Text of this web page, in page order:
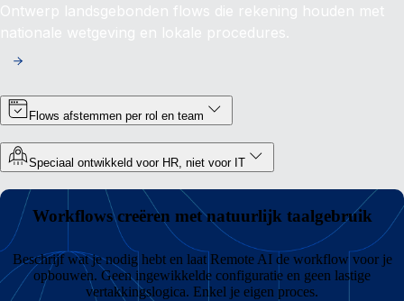
Ontwerp landsgebonden flows die rekening houden met
nationale wetgeving en lokale procedures.
Flows afstemmen per rol en team
Speciaal ontwikkeld voor HR, niet voor IT
Workflows creëren met natuurlijk taalgebruik
Beschrijf wat je nodig hebt en laat Remote AI de workflow voor je
opbouwen. Geen ingewikkelde configuratie en geen lastige
vertakkingslogica. Enkel je eigen proces.